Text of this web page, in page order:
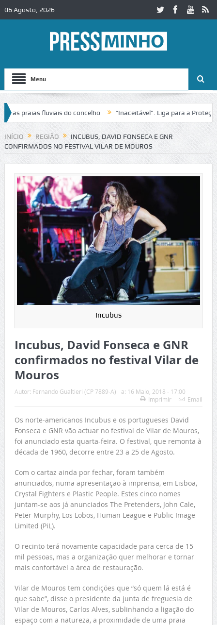
06 Agosto, 2026
Menu
praias fluviais do concelho “Inaceitável”. Liga para a Proteção da
de trânsito no IC2 em Alcobaça Igreja do Castelo de Cerveira
INÍCIO REGIÃO
INCUBUS, DAVID FONSECA E GNR
CONFIRMADOS NO FESTIVAL VILAR DE MOUROS
Incubus
Incubus, David Fonseca e GNR
confirmados no festival Vilar de
Mouros
Autor: Fernando Gualtieri (CP 7889-A) a: 16 Maio, 2018 - 17:00
Imprimir
Email
Os norte-americanos Incubus e os portugueses David
Fonseca e GNR vão actuar no festival de Vilar de Mouros,
foi anunciado esta quarta-feira. O festival, que remonta à
década de 1960, decorre entre 23 a 25 de Agosto.
Com o cartaz ainda por fechar, foram também
anunciados, numa apresentação à imprensa, em Lisboa,
Crystal Fighters e Plastic People. Estes cinco nomes
juntam-se aos já anunciados The Pretenders, John Cale,
Peter Murphy, Los Lobos, Human League e Public Image
Limited (PiL).
O recinto terá novamente capacidade para cerca de 15
mil pessoas, mas a organização quer melhorar e tornar
mais confortável a área de restauração.
Vilar de Mouros tem condições que “só quem lá está é
que sabe”, disse o presidente da junta de freguesia de
Vilar de Mouros, Carlos Alves, sublinhando a ligação do
espaço com a natureza, a proximidade de uma praia